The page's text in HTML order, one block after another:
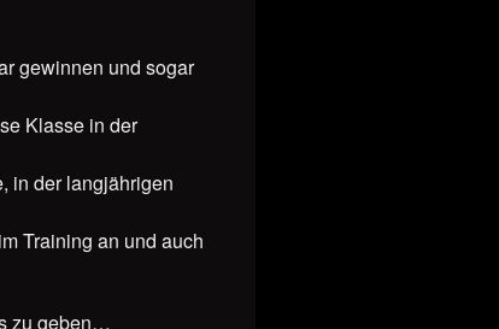
gewinnen und sogar
Klasse in der
in der langjährigen
Training an und auch
zu geben…